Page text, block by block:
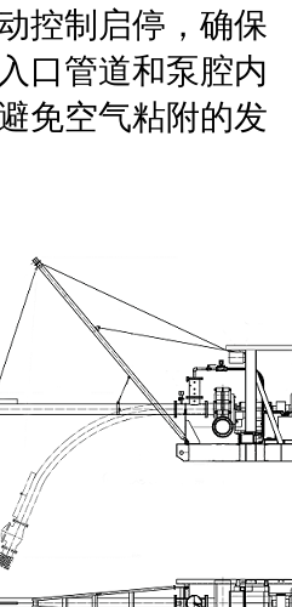
控制启停，确保
口管道和泵腔内
免空气粘附的发